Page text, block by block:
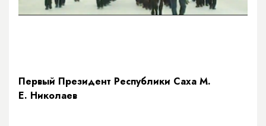
Первый Президент Республики Саха М.
Е. Николаев